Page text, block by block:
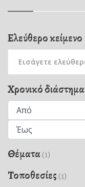
Ελεύθερο κείμενο
Χρονικό διάστημα
Θέματα(1)
Τοποθεσίες (1)